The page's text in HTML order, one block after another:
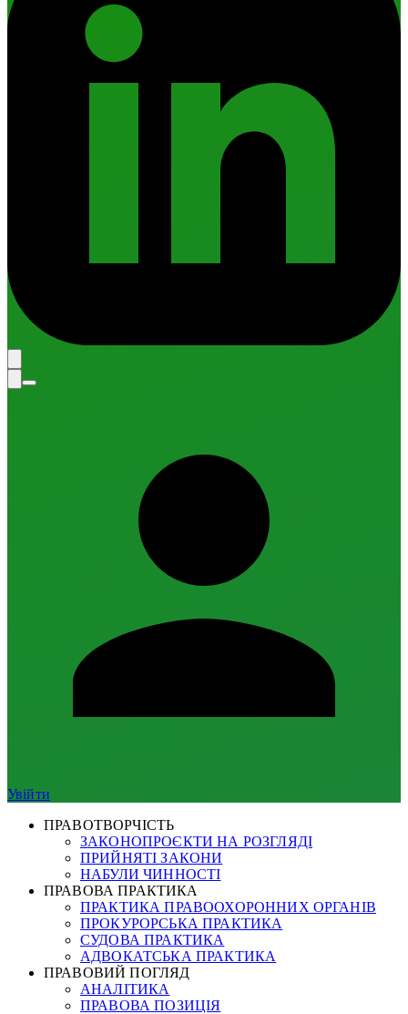
Увійти
ПРАВОТВОРЧІСТЬ
ЗАКОНОПРОЄКТИ НА РОЗГЛЯДІ
ПРИЙНЯТІ ЗАКОНИ
НАБУЛИ ЧИННОСТІ
ПРАВОВА ПРАКТИКА
ПРАКТИКА ПРАВООХОРОННИХ ОРГАНІВ
ПРОКУРОРСЬКА ПРАКТИКА
СУДОВА ПРАКТИКА
АДВОКАТСЬКА ПРАКТИКА
ПРАВОВИЙ ПОГЛЯД
АНАЛІТИКА
ПРАВОВА ПОЗИЦІЯ